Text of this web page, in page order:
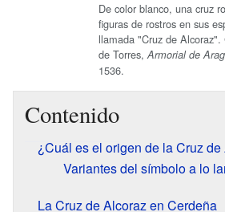
De color blanco, una cruz
figuras de rostros en sus
llamada "Cruz de Alcoraz".
de Torres,Armorial de
1536.
Contenido
¿Cuál es el origen de la Cruz de
Variantes del símbolo a lo
La Cruz de Alcoraz en Cerdeña